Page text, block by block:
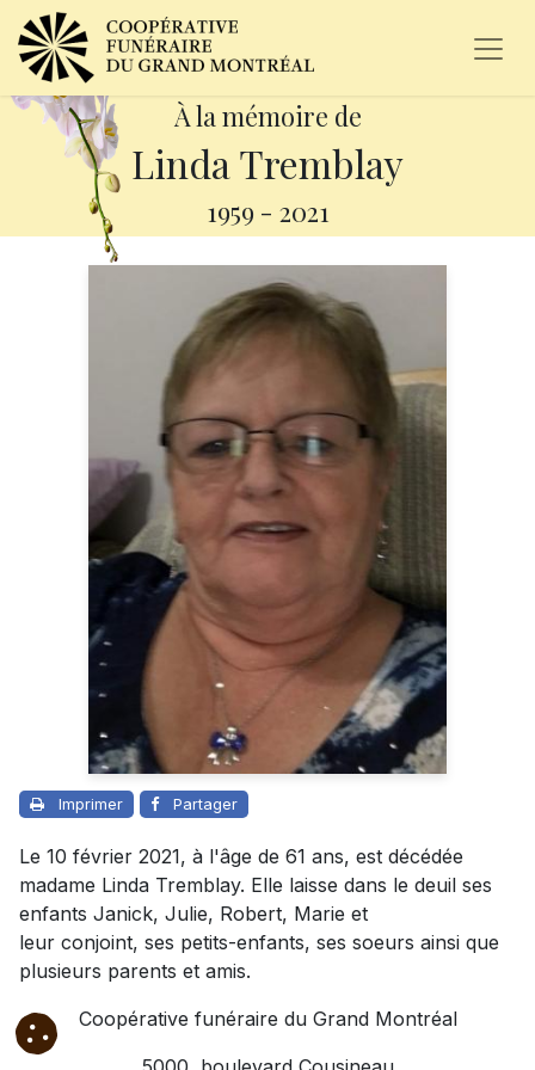
À la mémoire de
Linda Tremblay
1959 - 2021
Imprimer Partager
Le 10 février 2021, à l'âge de 61 ans, est décédée
madame Linda Tremblay. Elle laisse dans le deuil ses
enfants Janick, Julie, Robert, Marie et
leur conjoint, ses petits-enfants, ses soeurs ainsi que
plusieurs parents et amis.
Coopérative funéraire du Grand Montréal